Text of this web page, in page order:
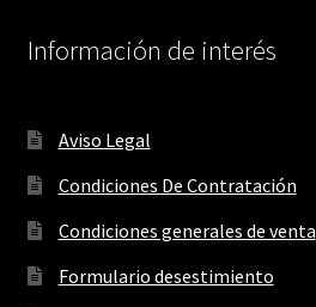
Información de interés
Aviso Legal
Condiciones De Contratación
Condiciones generales de venta
Formulario desestimiento